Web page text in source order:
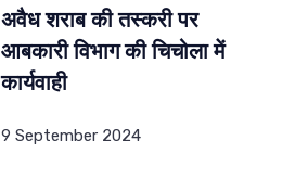
अवैध शराब की तस्करी पर
आबकारी विभाग की चिचोला में
कार्यवाही
9 September 2024